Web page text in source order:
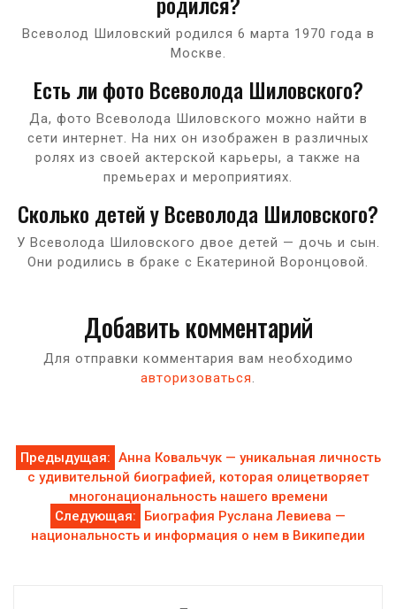
Всеволод Шиловский родился 6 марта 1970 года в
Москве.
Есть ли фото Всеволода Шиловского?
Да, фото Всеволода Шиловского можно найти в
сети интернет. На них он изображен в различных
ролях из своей актерской карьеры, а также на
премьерах и мероприятиях.
Сколько детей у Всеволода Шиловского?
У Всеволода Шиловского двое детей — дочь и сын.
Они родились в браке с Екатериной Воронцовой.
Добавить комментарий
Для отправки комментария вам необходимо
авторизоваться
Навигация
записям
Предыдущая: Анна Ковальчук — уникальная личность
с удивительной биографией, которая олицетворяет
многонациональность нашего времени
Следующая:
Биография Руслана Левиева —
национальность и информация о нем в Википедии